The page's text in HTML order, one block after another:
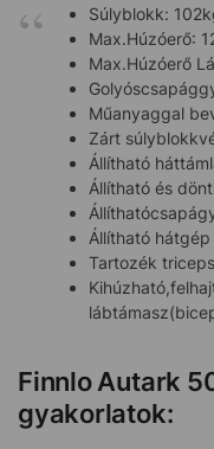
Súlyblokk:
Max.Húzóerő:
Max.Húzóerő
Műanyaggal
Zárt
Állítható
Állítható és
Állítható
Tartozék
Finnlo Autark
gyakorlatok: